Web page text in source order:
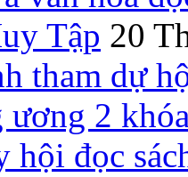
Tập 20
tham dự
ương 2
hội đọc